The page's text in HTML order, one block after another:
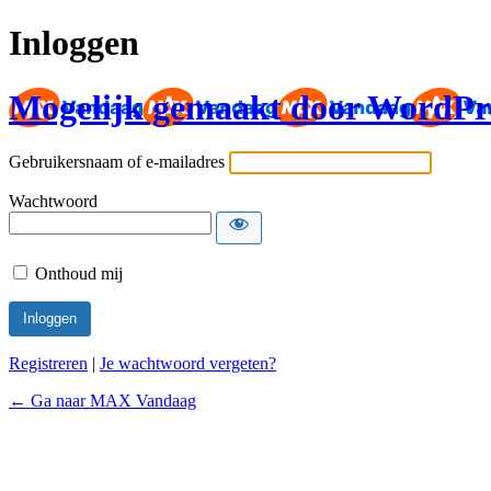
Inloggen
Mogelijk gemaakt door
Gebruikersnaam of e-mailadres
Wachtwoord
Onthoud mij
Registreren | Je wachtwoord vergeten?
← Ga naar MAX Vandaag